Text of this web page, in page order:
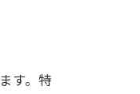
す。特